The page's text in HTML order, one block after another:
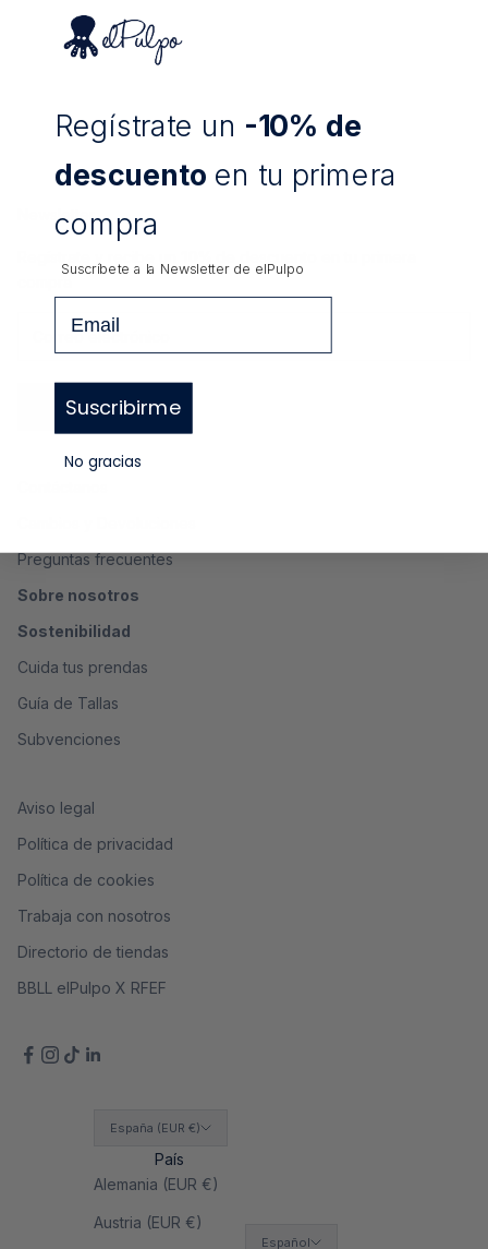
Newsletter
SUSCRIBIRSE
Preguntas frecuentes
Sobre nosotros
Sostenibilidad
Cuida tus prendas
Guía de Tallas
Subvenciones
Aviso legal
Política de privacidad
Política de cookies
Trabaja con nosotros
Directorio de tiendas
BBLL elPulpo X RFEF
España (EUR €)
País
Alemania (EUR €)
Austria (EUR €)
Español
Regístrate un -10% de
descuento en tu primera
compra
Suscríbete a la Newsletter de elPulpo
Suscribirme
No gracias